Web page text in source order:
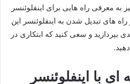
به معرفی راه هایی برای اینفلوئنسر
های تبدیل شدن به اینفلوئنسر این
بپردازید و سعی کنید که ابتکاری در
ای با اینفلوئنسر